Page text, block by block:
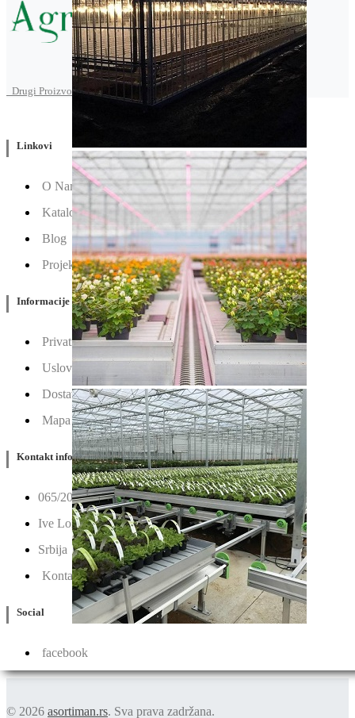
Drugi Proizvodi od Agroarm
Linkovi
O Nama
Katalozi
Blog
Projektovanje / Izgradnja
Informacije
Privatnost & Kolačići
Uslovi Korišćenja
Dostava & Povraćaj
Mapa
Kontakt info
065/202-52-02
Ive Lole Ribara 65, 22406 Irig
Srbija
Kontaktirajte nas
Social
facebook
© 2026 asortiman.rs. Sva prava zadržana.